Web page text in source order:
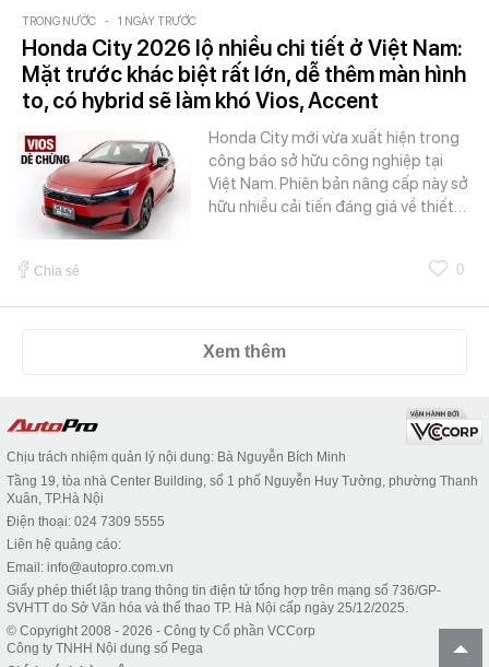
TRONG NƯỚC - 1 NGÀY TRƯỚC
Honda City 2026 lộ nhiều chi tiết ở Việt Nam:
Mặt trước khác biệt rất lớn, dễ thêm màn hình
to, có hybrid sẽ làm khó Vios, Accent
Honda City mới vừa xuất hiện trong
công báo sở hữu công nghiệp tại
Việt Nam. Phiên bản nâng cấp này sở
hữu nhiều cải tiến đáng giá về thiết…
Chia sẻ 0
Xem thêm
Chịu trách nhiệm quản lý nội dung: Bà Nguyễn Bích Minh
Tầng 19, tòa nhà Center Building, số 1 phố Nguyễn Huy Tưởng, phường Thanh
Xuân, TP.Hà Nội
Điện thoại: 024 7309 5555
Liên hệ quảng cáo:
Email: info@autopro.com.vn
Giấy phép thiết lập trang thông tin điện tử tổng hợp trên mạng số 736/GP-
SVHTT do Sở Văn hóa và thể thao TP. Hà Nội cấp ngày 25/12/2025.
© Copyright 2008 - 2026 - Công ty Cổ phần VCCorp
Công ty TNHH Nội dung số Pega